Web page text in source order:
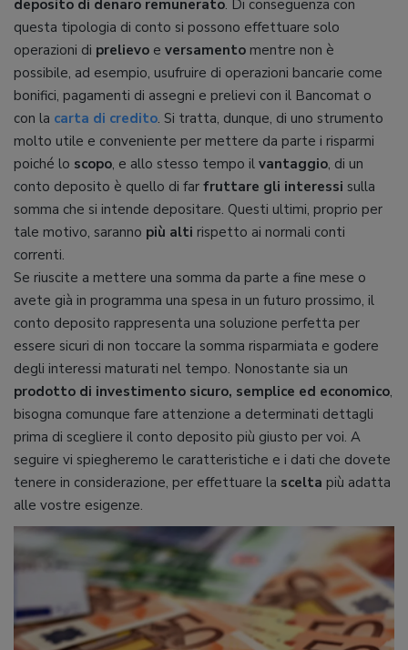
deposito di denaro remunerato. Di conseguenza con
questa tipologia di conto si possono effettuare solo
operazioni di prelievo e versamento mentre non è
possibile, ad esempio, usufruire di operazioni bancarie come
bonifici, pagamenti di assegni e prelievi con il Bancomat o
con la carta di credito. Si tratta, dunque, di uno strumento
molto utile e conveniente per mettere da parte i risparmi
poiché lo scopo, e allo stesso tempo il vantaggio, di un
conto deposito è quello di far fruttare gli interessi sulla
somma che si intende depositare. Questi ultimi, proprio per
tale motivo, saranno più alti rispetto ai normali conti
correnti.
Se riuscite a mettere una somma da parte a fine mese o
avete già in programma una spesa in un futuro prossimo, il
conto deposito rappresenta una soluzione perfetta per
essere sicuri di non toccare la somma risparmiata e godere
degli interessi maturati nel tempo. Nonostante sia un
prodotto di investimento sicuro, semplice ed economico,
bisogna comunque fare attenzione a determinati dettagli
prima di scegliere il conto deposito più giusto per voi. A
seguire vi spiegheremo le caratteristiche e i dati che dovete
tenere in considerazione, per effettuare la scelta più adatta
alle vostre esigenze.